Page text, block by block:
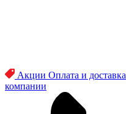
Акции Оплата и доставка
компании